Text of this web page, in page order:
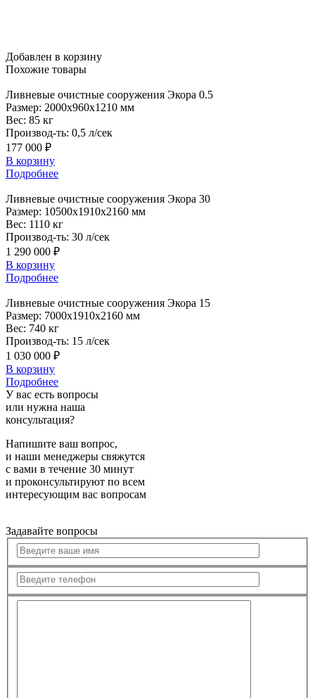
Добавлен в корзину
Похожие товары
Ливневые очистные сооружения Экора 0.5
Размер: 2000x960x1210 мм
Вес: 85 кг
Производ-ть: 0,5 л/сек
177 000 ₽
В корзину
Подробнее
Ливневые очистные сооружения Экора 30
Размер: 10500x1910x2160 мм
Вес: 1110 кг
Производ-ть: 30 л/сек
1 290 000 ₽
В корзину
Подробнее
Ливневые очистные сооружения Экора 15
Размер: 7000x1910x2160 мм
Вес: 740 кг
Производ-ть: 15 л/сек
1 030 000 ₽
В корзину
Подробнее
У вас есть вопросы
или нужна наша
консультация?
Напишите ваш вопрос,
и наши менеджеры свяжутся
с вами в течение 30 минут
и проконсультируют по всем
интересующим вас вопросам
Задавайте вопросы